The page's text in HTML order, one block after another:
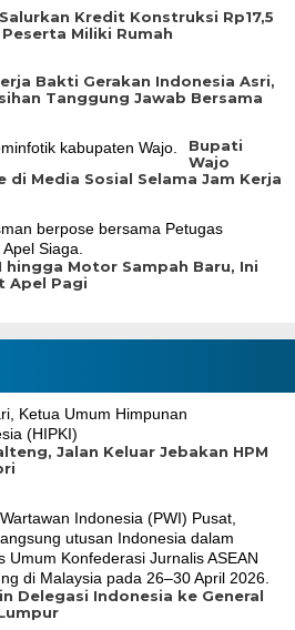
Kredit Konstruksi Rp17,5
Miliki Rumah
Bakti Gerakan Indonesia Asri,
Tanggung Jawab Bersama
Bupati
Wajo
di Media Sosial Selama Jam Kerja
hingga Motor Sampah Baru, Ini
Apel Pagi
Jalan Keluar Jebakan HPM
Delegasi Indonesia ke General